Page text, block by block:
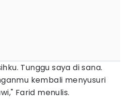
Tunggu saya di sana.
kembali menyusuri
Farid menulis.